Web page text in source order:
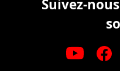
Suivez-